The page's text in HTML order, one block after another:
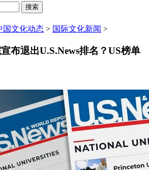
搜索
国文化动态 > 国际文化新闻 >
布退出U.S.News排名？US榜单